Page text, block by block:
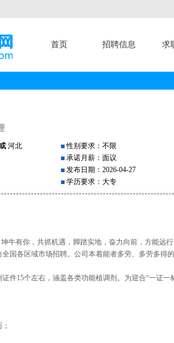
首页 招聘信息 求
河北
性别要求：不限
承诺月薪：面议
发布日期：2026-04-27
学历要求：大专
牛有你，共抓机遇，脚踏实地，奋力向前，方能远行
国各区域市场招聘。公司本着能者多劳、多劳多得
件15个左右，涵盖各类功能植调剂。为迎合“一证一